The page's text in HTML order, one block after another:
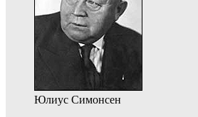
Юлиус Симонсен